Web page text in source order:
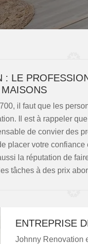
: LE
il faut que les
Il est à rappeler
de convier des
placer votre
la réputation de
tâches à des prix
ENTREPRISE
Johnny Renovation